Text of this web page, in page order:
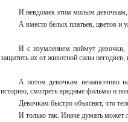
И невдомек этим милым
А вместо белых платьев, цветов и
И с изумлением поймут девочки,
защитить их от животной силы
А потом девочкам ненавязчиво
историю, смотреть вредные фильмы и
Девочкам быстро объяснят, что
И только так. Иначе думать может